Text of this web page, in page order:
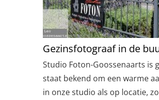
Gezinsfotograaf in de
Studio Foton-Goossenaarts is
staat bekend om een warme
in onze studio als op locatie,